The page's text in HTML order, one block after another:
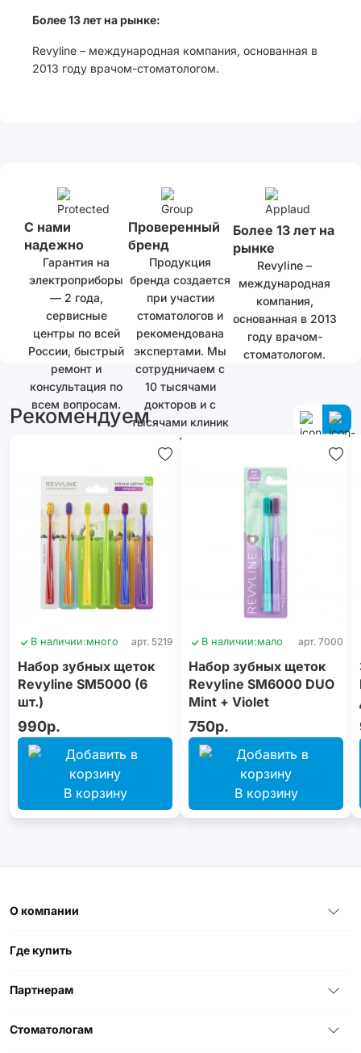
Более 13 лет на рынке:
Revyline – международная компания, основанная в
2013 году врачом-стоматологом.
С нами
надежно
Гарантия на
электроприборы
— 2 года,
сервисные
центры по всей
России, быстрый
ремонт и
консультация по
всем вопросам.
Проверенный
бренд
Продукция
бренда создается
при участии
стоматологов и
рекомендована
экспертами. Мы
сотрудничаем с
10 тысячами
докторов и с
тысячами клиник
как в России, так
и за ее
пределами.
Более 13 лет на
рынке
Revyline –
международная
компания,
основанная в 2013
году врачом-
стоматологом.
Рекомендуем
В наличии:много арт. 5219
Набор зубных щеток
Revyline SM5000 (6
шт.)
990р.
В корзину
В наличии:мало арт. 7000
Набор зубных щеток
Revyline SM6000 DUO
Mint + Violet
750р.
В корзину
О компании
Где купить
Партнерам
Стоматологам